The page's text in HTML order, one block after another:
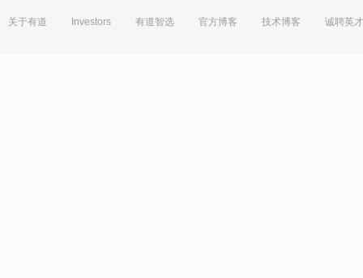
关于有道 Investors 有道智选 官方博客 技术博客 诚聘英才